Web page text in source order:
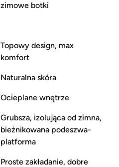
zimowe botki
Topowy design, max
komfort
Naturalna skóra
Ocieplane wnętrze
Grubsza, izolująca od zimna,
bieżnikowana podeszwa-
platforma
Proste zakładanie, dobre